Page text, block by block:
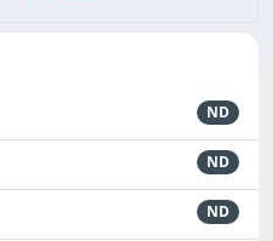
ND
ND
ND